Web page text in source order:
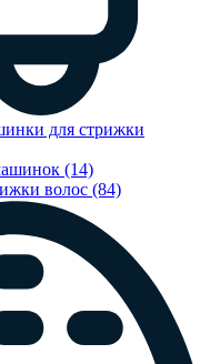
для стрижки
(14)
волос (84)